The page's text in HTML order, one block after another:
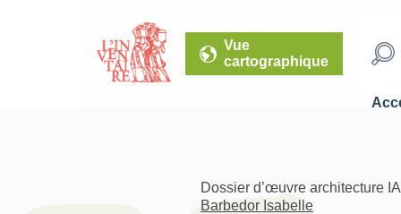
Vue
cartographique
Dossier d’œuvre architecture
Barbedor Isabelle